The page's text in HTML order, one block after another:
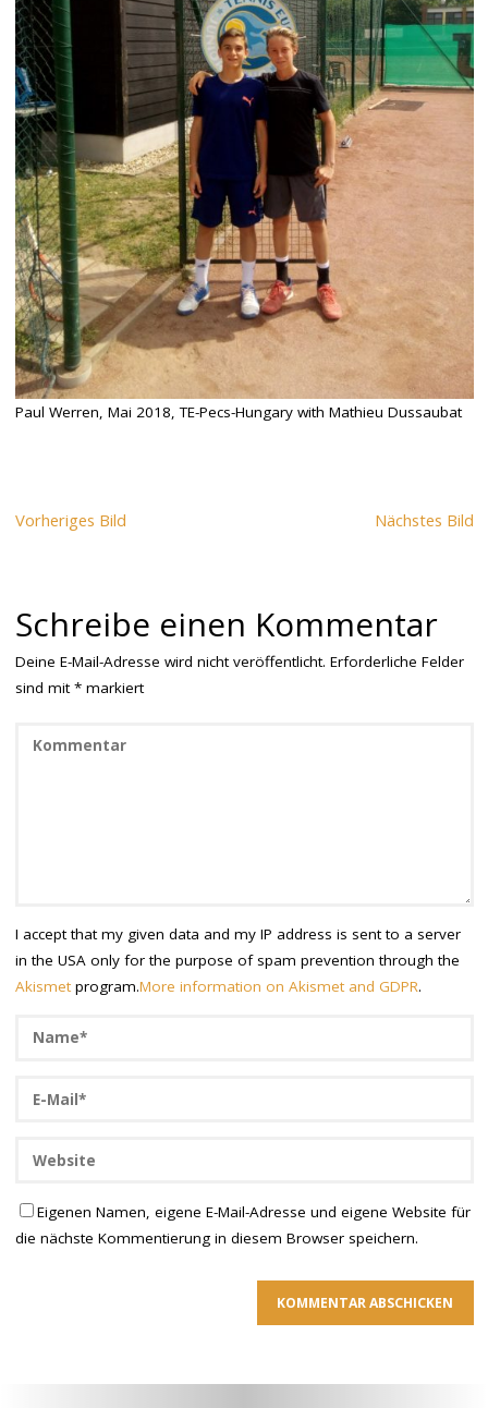
Paul Werren, Mai 2018, TE-Pecs-Hungary with Mathieu Dussaubat
Vorheriges Bild Nächstes Bild
Schreibe einen Kommentar
Deine E-Mail-Adresse wird nicht veröffentlicht. Erforderliche Felder
sind mit *markiert
I accept that my given data and my IP address is sent to a server
in the USA only for the purpose of spam prevention through the
Akismetprogram.More information on Akismet and GDPR.
Eigenen Namen, eigene E-Mail-Adresse und eigene Website für
die nächste Kommentierung in diesem Browser speichern.